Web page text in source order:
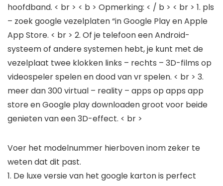
hoofdband. < br > < b > Opmerking: < / b > < br > 1. pls
– zoek google vezelplaten “in Google Play en Apple
App Store. < br > 2. Of je telefoon een Android-
systeem of andere systemen hebt, je kunt met de
vezelplaat twee klokken links – rechts – 3D-films op
videospeler spelen en dood van vr spelen. < br > 3.
meer dan 300 virtual – reality – apps op apps app
store en Google play downloaden groot voor beide
genieten van een 3D-effect. < br >
Voer het modelnummer hierboven inom zeker te
weten dat dit past.
1. De luxe versie van het google karton is perfect